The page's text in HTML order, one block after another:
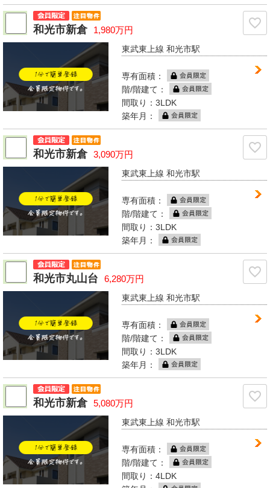
和光市新倉 1,980万円
東武東上線 和光市駅
専有面積：
階/階建て：
間取り：3LDK
築年月：
和光市新倉 3,090万円
東武東上線 和光市駅
専有面積：
階/階建て：
間取り：3LDK
築年月：
和光市丸山台 6,280万円
東武東上線 和光市駅
専有面積：
階/階建て：
間取り：3LDK
築年月：
和光市新倉 5,080万円
東武東上線 和光市駅
専有面積：
階/階建て：
間取り：4LDK